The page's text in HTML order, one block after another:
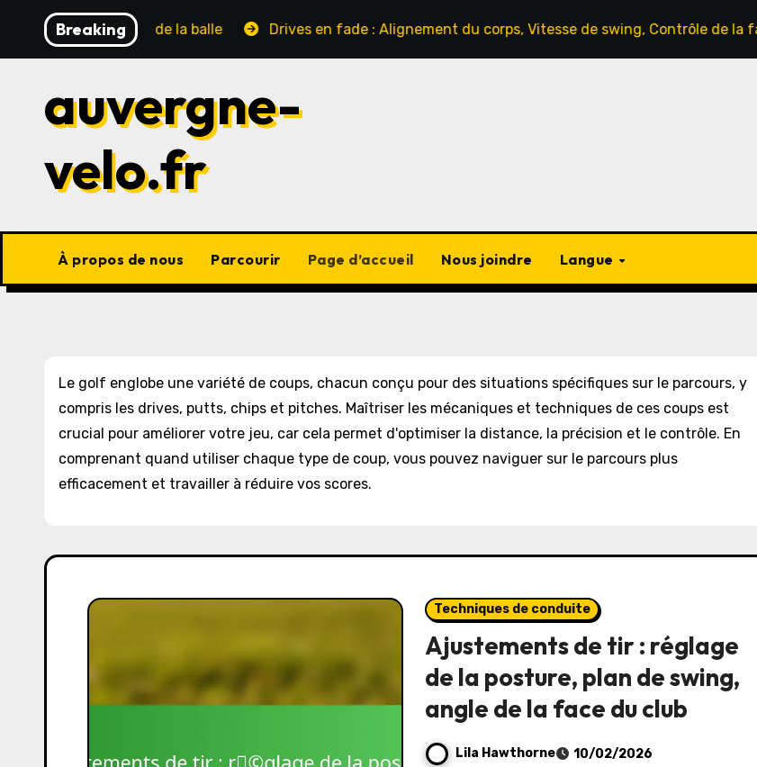
content
Breaking
Position de la balle Drives en fade : Alignement du corps, Vitesse de swing, Contrôle de la face du club
auvergne-
velo.fr
À propos de nous Parcourir Page d’accueil Nous joindre Langue
Le golf englobe une variété de coups, chacun conçu pour des situations spécifiques sur le parcours, y
compris les drives, putts, chips et pitches. Maîtriser les mécaniques et techniques de ces coups est
crucial pour améliorer votre jeu, car cela permet d'optimiser la distance, la précision et le contrôle. En
comprenant quand utiliser chaque type de coup, vous pouvez naviguer sur le parcours plus
efficacement et travailler à réduire vos scores.
Techniques de conduite
Ajustements de tir : réglage
de la posture, plan de swing,
angle de la face du club
Lila Hawthorne
10/02/2026